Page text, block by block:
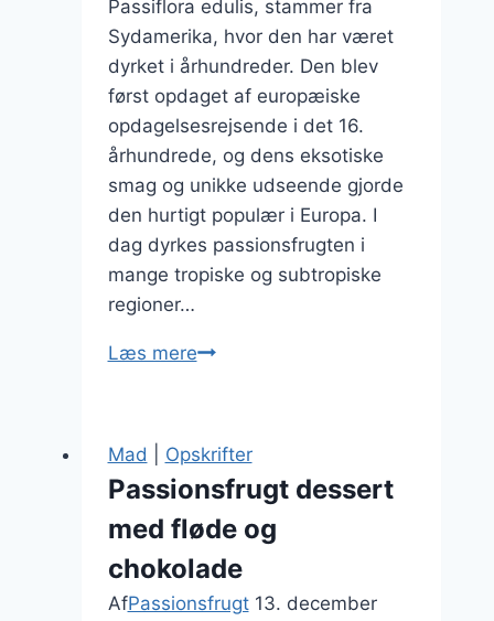
Passiflora edulis, stammer fra
Sydamerika, hvor den har været
dyrket i århundreder. Den blev
først opdaget af europæiske
opdagelsesrejsende i det 16.
århundrede, og dens eksotiske
smag og unikke udseende gjorde
den hurtigt populær i Europa. I
dag dyrkes passionsfrugten i
mange tropiske og subtropiske
regioner…
Læs merePassionsfrugt
til
fornyelse
Mad Opskrifter
Passionsfrugt dessert
med fløde og
chokolade
AfPassionsfrugt 13. december